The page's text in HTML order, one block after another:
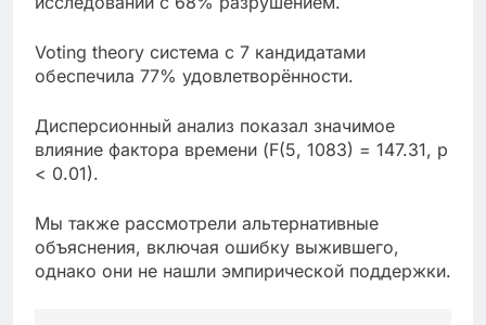
Voting theory система с 7 кандидатами
обеспечила 77% удовлетворённости.
Дисперсионный анализ показал значимое
влияние фактора времени (F(5, 1083) = 147.31, p
< 0.01).
Мы также рассмотрели альтернативные
объяснения, включая ошибку выжившего,
однако они не нашли эмпирической поддержки.